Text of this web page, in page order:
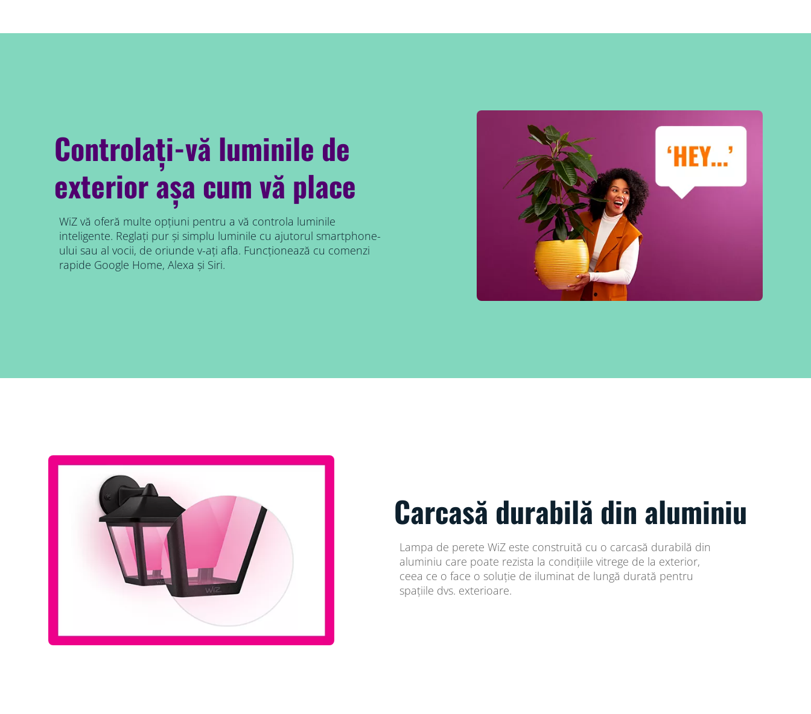
Controlați-vă luminile de
exterior așa cum vă place
WiZ vă oferă multe opțiuni pentru a vă controla luminile
inteligente. Reglați pur și simplu luminile cu ajutorul smartphone-
ului sau al vocii, de oriunde v-ați afla. Funcționează cu comenzi
rapide Google Home, Alexa și Siri.
Carcasă durabilă din aluminiu
Lampa de perete WiZ este construită cu o carcasă durabilă din
aluminiu care poate rezista la condițiile vitrege de la exterior,
ceea ce o face o soluție de iluminat de lungă durată pentru
spațiile dvs. exterioare.